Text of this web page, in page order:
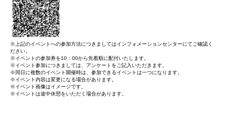
※上記のイベントへの参加方法につきましてはインフォメーションセンターにてご確認く
ださい。
※イベントの参加券を10：00から先着順に配付いたします。
※イベント参加につきましては、アンケートをご記入いただきます。
※同日に複数のイベント開催時は、参加できるイベントは一つになります。
※イベント内容は変更になる場合があります。
※イベント画像はイメージです。
※イベントは途中休憩をいただく場合があります。